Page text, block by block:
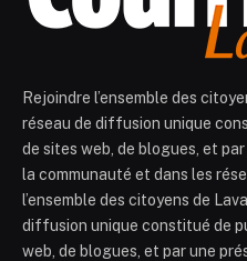
Rejoindre l’ensemble des
réseau de diffusion unique
de sites web, de blogues, et
la communauté et dans les
l’ensemble des citoyens de
diffusion unique constitué de
web, de blogues, et par une